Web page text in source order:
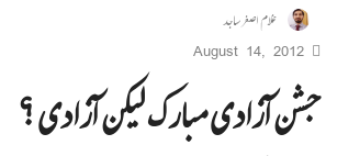
غلام اصغر ساجد
August 14, 2012
جشن آزادی مبارک لیکن آزادی ؟